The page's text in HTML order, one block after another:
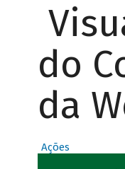
do
da
Ações